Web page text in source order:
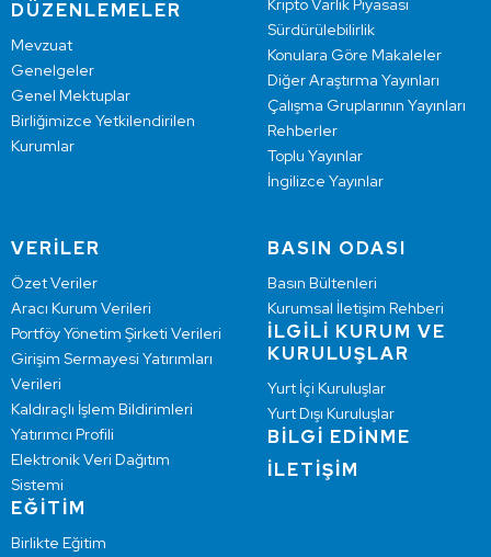
DÜZENLEMELER
Mevzuat
Genelgeler
Genel Mektuplar
Birliğimizce Yetkilendirilen
Kurumlar
Kripto Varlık Piyasası
Sürdürülebilirlik
Konulara Göre Makaleler
Diğer Araştırma Yayınları
Çalışma Gruplarının Yayınları
Rehberler
Toplu Yayınlar
İngilizce Yayınlar
VERİLER
Özet Veriler
Aracı Kurum Verileri
Portföy Yönetim Şirketi Verileri
Girişim Sermayesi Yatırımları
Verileri
Kaldıraçlı İşlem Bildirimleri
Yatırımcı Profili
Elektronik Veri Dağıtım
Sistemi
EĞİTİM
Birlikte Eğitim
BASIN ODASI
Basın Bültenleri
Kurumsal İletişim Rehberi
İLGİLİ KURUM VE
KURULUŞLAR
Yurt İçi Kuruluşlar
Yurt Dışı Kuruluşlar
BİLGİ EDİNME
İLETİŞİM